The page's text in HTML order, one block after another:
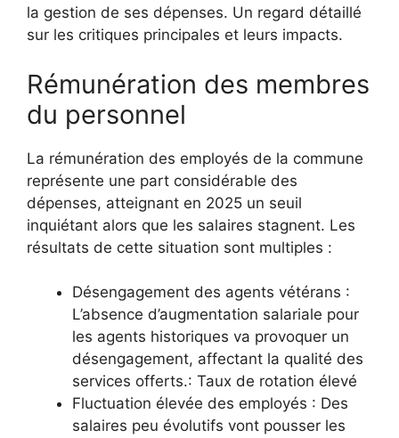
la gestion de ses dépenses. Un regard détaillé
sur les critiques principales et leurs impacts.
Rémunération des membres
du personnel
La rémunération des employés de la commune
représente une part considérable des
dépenses, atteignant en 2025 un seuil
inquiétant alors que les salaires stagnent. Les
résultats de cette situation sont multiples :
Désengagement des agents vétérans :
L’absence d’augmentation salariale pour
les agents historiques va provoquer un
désengagement, affectant la qualité des
services offerts.: Taux de rotation élevé
Fluctuation élevée des employés : Des
salaires peu évolutifs vont pousser les